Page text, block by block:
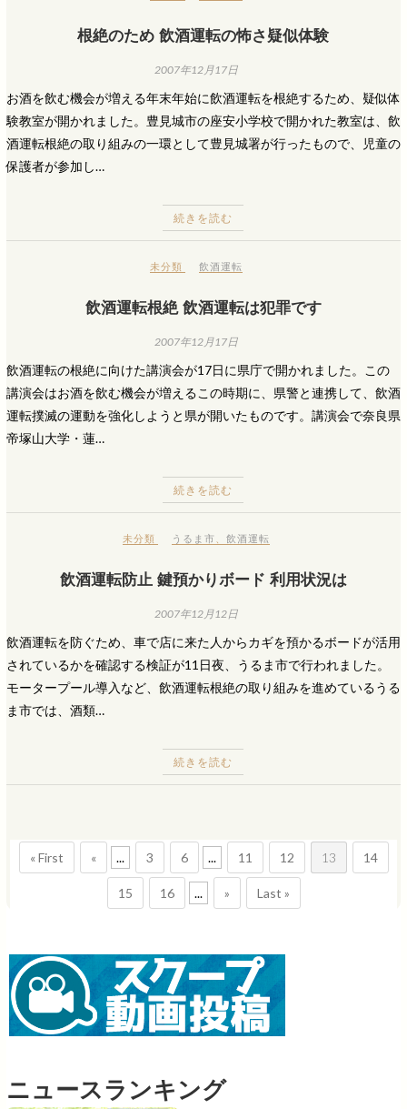
根絶のため 飲酒運転の怖さ疑似体験
2007年12月17日
お酒を飲む機会が増える年末年始に飲酒運転を根絶するため、疑似体
験教室が開かれました。豊見城市の座安小学校で開かれた教室は、飲
酒運転根絶の取り組みの一環として豊見城署が行ったもので、児童の
保護者が参加し…
続きを読む
未分類 飲酒運転
飲酒運転根絶 飲酒運転は犯罪です
2007年12月17日
飲酒運転の根絶に向けた講演会が17日に県庁で開かれました。この
講演会はお酒を飲む機会が増えるこの時期に、県警と連携して、飲酒
運転撲滅の運動を強化しようと県が開いたものです。講演会で奈良県
帝塚山大学・蓮…
続きを読む
未分類 うるま市 、飲酒運転
飲酒運転防止 鍵預かりボード 利用状況は
2007年12月12日
飲酒運転を防ぐため、車で店に来た人からカギを預かるボードが活用
されているかを確認する検証が11日夜、うるま市で行われました。
モータープール導入など、飲酒運転根絶の取り組みを進めているうる
ま市では、酒類…
続きを読む
« First « ... 3 6 ... 11 12 13 14
15 16 ... » Last »
ニュースランキング